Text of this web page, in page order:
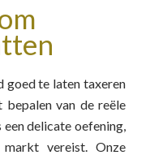
goed te laten taxeren
van de reële
delicate oefening,
vereist. Onze